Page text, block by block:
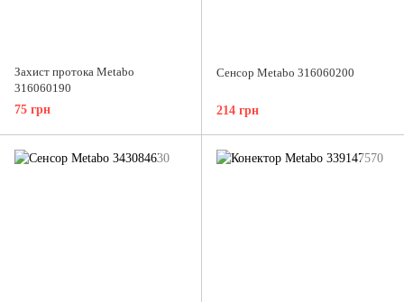
Захист протока Metabo
316060190
75 грн
Сенсор Metabo 316060200
214 грн